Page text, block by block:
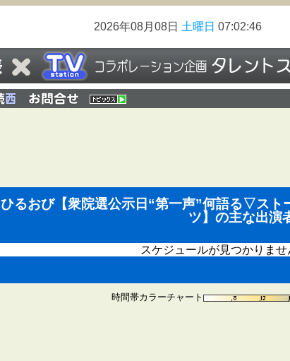
2026年08月08日 土曜日 07:02:46
ひるおび【衆院選公示日“第一声”何語る▽ス
ツ】の主な出演
スケジュールが見つかりませ
時間帯カラーチャート